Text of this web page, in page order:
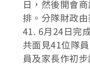
日，然後開會
排。分隊財政
41. 6月24日完
共面見41位隊
員及家長作初步